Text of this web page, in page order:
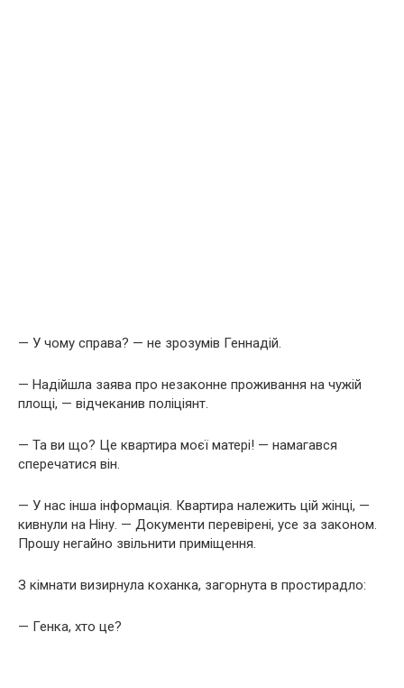
— У чому справа? — не зрозумів Геннадій.
— Надійшла заява про незаконне проживання на чужій
площі, — відчеканив поліціянт.
— Та ви що? Це квартира моєї матері! — намагався
сперечатися він.
— У нас інша інформація. Квартира належить цій жінці, —
кивнули на Ніну. — Документи перевірені, усе за законом.
Прошу негайно звільнити приміщення.
З кімнати визирнула коханка, загорнута в простирадло:
— Генка, хто це?